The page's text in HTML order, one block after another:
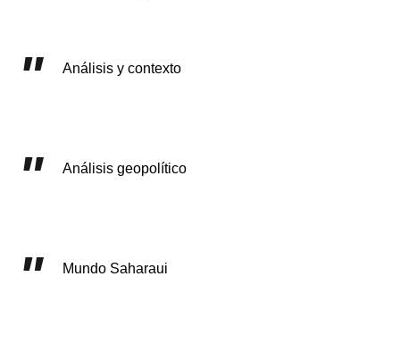
Análisis y contexto
Análisis geopolítico
Mundo Saharaui